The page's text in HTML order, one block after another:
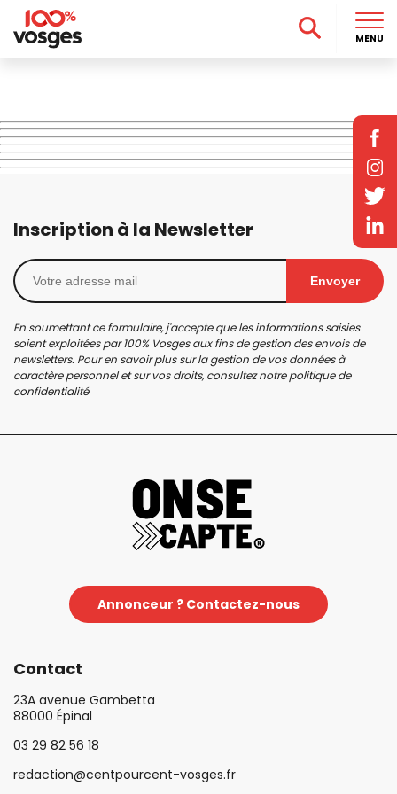
Inscription à la Newsletter
Envoyer
En soumettant ce formulaire, j'accepte que les informations saisies
soient exploitées par 100% Vosges aux fins de gestion des envois de
newsletters. Pour en savoir plus sur la gestion de vos données à
caractère personnel et sur vos droits, consultez notrepolitique de
confidentialité
Annonceur ? Contactez-nous
Contact
23A avenue Gambetta
88000 Épinal
03 29 82 56 18
redaction@centpourcent-vosges.fr
MENU